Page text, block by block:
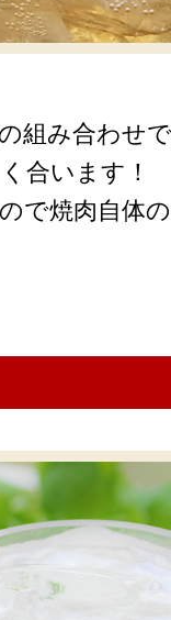
組み合わせ
合います！
で焼肉自体